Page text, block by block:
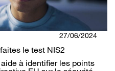
27/06/2024
le test NIS2
à identifier les points